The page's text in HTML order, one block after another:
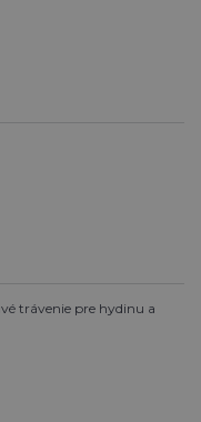
trávenie pre hydinu a